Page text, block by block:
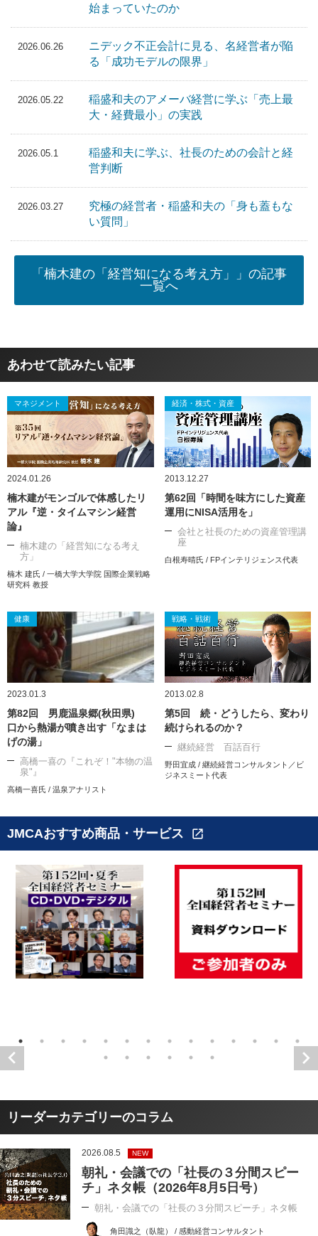
始まっていたのか
2026.06.26
ニデック不正会計に見る、名経営者が陥
る「成功モデルの限界」
2026.05.22
稲盛和夫のアメーバ経営に学ぶ「売上最
大・経費最小」の実践
2026.05.1
稲盛和夫に学ぶ、社長のための会計と経
営判断
2026.03.27
究極の経営者・稲盛和夫の「身も蓋もな
い質問」
「楠木建の「経営知になる考え方」」の記事
一覧へ
あわせて読みたい記事
マネジメント
2024.01.26
楠木建がモンゴルで体感したリ
アル『逆・タイムマシン経営
論』
楠木建の「経営知になる考え
方」
楠木 建氏 / 一橋大学大学院 国際企業戦略
研究科 教授
経済・株式・資産
2013.12.27
第62回「時間を味方にした資産
運用にNISA活用を」
会社と社長のための資産管理講
座
白根寿晴氏 / FPインテリジェンス代表
健康
2023.01.3
第82回 男鹿温泉郷(秋田県)
口から熱湯が噴き出す「なまは
げの湯」
高橋一喜の『これぞ！"本物の温
泉"』
高橋一喜氏 / 温泉アナリスト
戦略・戦術
2013.02.8
第5回 続・どうしたら、変わり
続けられるのか？
継続経営 百話百行
野田宜成 / 継続経営コンサルタント／ビ
ジネスミート代表
JMCAおすすめ商品・サービス open_in_new
リーダーカテゴリーのコラム
2026.08.5 NEW
朝礼・会議での「社長の３分間スピー
チ」ネタ帳（2026年8月5日号）
朝礼・会議での「社長の３分間スピーチ」ネタ帳
角田識之（臥龍） / 感動経営コンサルタント